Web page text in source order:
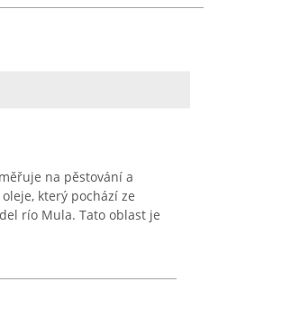
na pěstování a
který pochází ze
río Mula. Tato oblast je